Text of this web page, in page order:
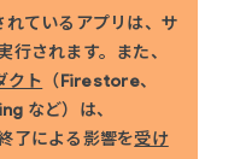
ているアプリは、サ
されます。
また、
クト （Firestore、
など）は、
了による影響を受け